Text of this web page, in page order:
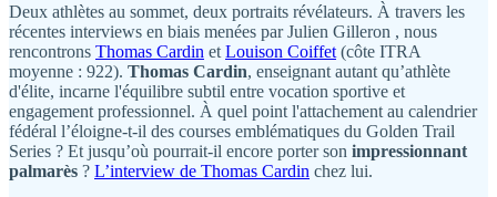
Deux athlètes au sommet, deux portraits révélateurs. À travers les
récentes interviews en biais menées par Julien Gilleron , nous
rencontrons Thomas Cardin et Louison Coiffet (côte ITRA
moyenne : 922). Thomas Cardin, enseignant autant qu’athlète
d'élite, incarne l'équilibre subtil entre vocation sportive et
engagement professionnel. À quel point l'attachement au calendrier
fédéral l’éloigne-t-il des courses emblématiques du Golden Trail
Series ? Et jusqu’où pourrait-il encore porter son impressionnant
palmarès ? L’interview de Thomas Cardin chez lui.